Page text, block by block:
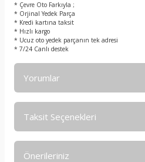
* Çevre Oto Farkıyla ;
* Orjinal Yedek Parça
* Kredi kartına taksit
* Hızlı kargo
* Ucuz oto yedek parçanın tek adresi
* 7/24 Canlı destek
Yorumlar
Taksit Seçenekleri
Önerileriniz